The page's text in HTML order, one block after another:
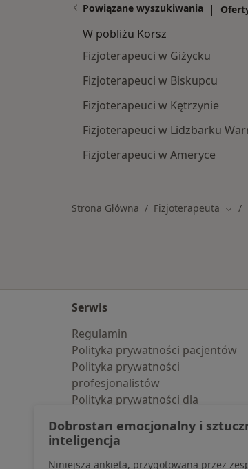
Powiązane wyszukiwania |
W pobliżu Korsz
Fizjoterapeuci w Giżycku
Fizjoterapeuci w Biskupcu
Fizjoterapeuci w Kętrzynie
Fizjoterapeuci w Lidzbarku
Fizjoterapeuci w Ameryce
Strona Główna Fizjoterapeuta
Serwis
Regulamin
Polityka prywatności pacjentów
Polityka prywatności
profesjonalistów
Polityka prywatności dla
pozyskaliśmy samodzielnie
Polityka cookies
Jak działają wyniki wyszukiwania
Dobrostan emocjonalny i
inteligencja
Niniejsza ankieta, przygotowana przez